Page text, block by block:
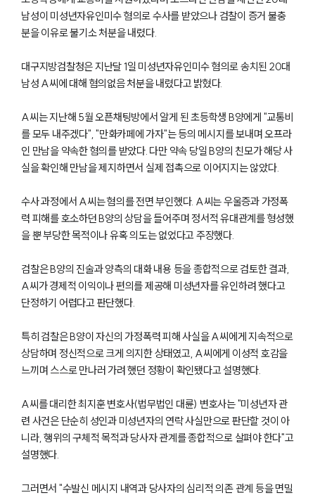
남성이 미성년자유인미수 혐의로 수사를 받았으나 검찰이 증거 불충
분을 이유로 불기소 처분을 내렸다.
대구지방검찰청은 지난달 1일 미성년자유인미수 혐의로 송치된 20대
남성 A씨에 대해 혐의없음 처분을 내렸다고 밝혔다.
A씨는 지난해 5월 오픈채팅방에서 알게 된 초등학생 B양에게 "교통비
를 모두 내주겠다", "만화카페에 가자"는 등의 메시지를 보내며 오프라
인 만남을 약속한 혐의를 받았다. 다만 약속 당일 B양의 친모가 해당 사
실을 확인해 만남을 제지하면서 실제 접촉으로 이어지지는 않았다.
수사 과정에서 A씨는 혐의를 전면 부인했다. A씨는 우울증과 가정폭
력 피해를 호소하던 B양의 상담을 들어주며 정서적 유대관계를 형성했
을 뿐 부당한 목적이나 유혹 의도는 없었다고 주장했다.
검찰은 B양의 진술과 양측의 대화 내용 등을 종합적으로 검토한 결과,
A씨가 경제적 이익이나 편의를 제공해 미성년자를 유인하려 했다고
단정하기 어렵다고 판단했다.
특히 검찰은 B양이 자신의 가정폭력 피해 사실을 A씨에게 지속적으로
상담하며 정신적으로 크게 의지한 상태였고, A씨에게 이성적 호감을
느끼며 스스로 만나러 가려 했던 정황이 확인됐다고 설명했다.
A씨를 대리한 최지훈 변호사(법무법인 대륜) 변호사는 "미성년자 관
련 사건은 단순히 성인과 미성년자의 연락 사실만으로 판단할 것이 아
니라, 행위의 구체적 목적과 당사자 관계를 종합적으로 살펴야 한다"고
설명했다.
그러면서 "수발신 메시지 내역과 당사자의 심리적 의존 관계 등을 면밀